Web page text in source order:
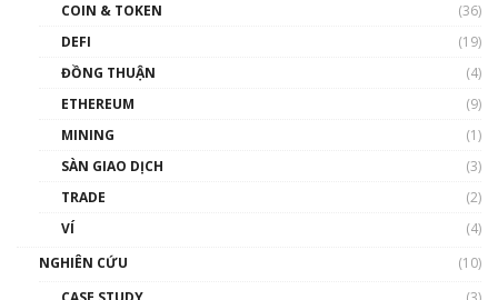
00:39:31
Phổ cập Blockchain
thống & Crypto qua các cuộc chiến | Phổ cập
COIN & TOKEN
(36)
DEFI
(19)
ĐỒNG THUẬN
(4)
ETHEREUM
(9)
MINING
(1)
SÀN GIAO DỊCH
(3)
TRADE
(2)
VÍ
(4)
NGHIÊN CỨU
(10)